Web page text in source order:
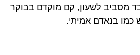
מסביב לשעון, קם מוקדם בבוקר
כמו בנאדם אמיתי.